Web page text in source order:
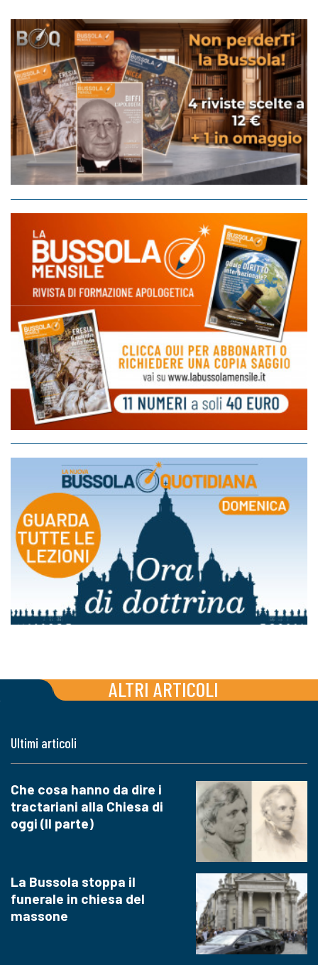
ALTRI ARTICOLI
Ultimi articoli
Che cosa hanno da dire i
tractariani alla Chiesa di
oggi (II parte)
La Bussola stoppa il
funerale in chiesa del
massone